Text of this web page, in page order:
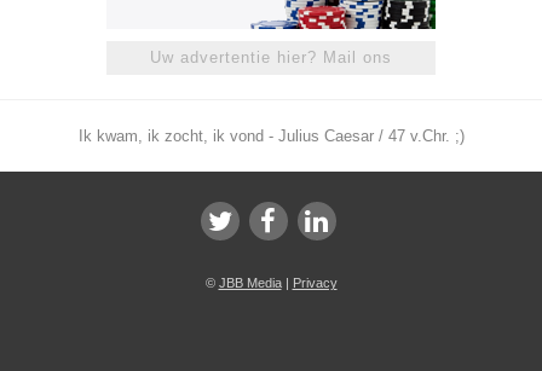
Uw advertentie hier? Mail ons
Ik kwam, ik zocht, ik vond - Julius Caesar / 47 v.Chr. ;)
© JBB Media| Privacy